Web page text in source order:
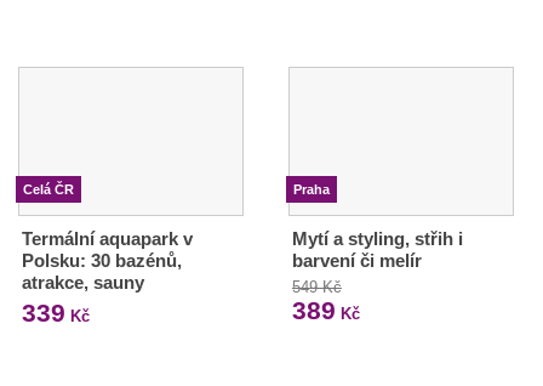
Celá ČR
Termální aquapark v
Polsku: 30 bazénů,
atrakce, sauny
339 Kč
Praha
Mytí a styling, střih i
barvení či melír
549 Kč
389 Kč